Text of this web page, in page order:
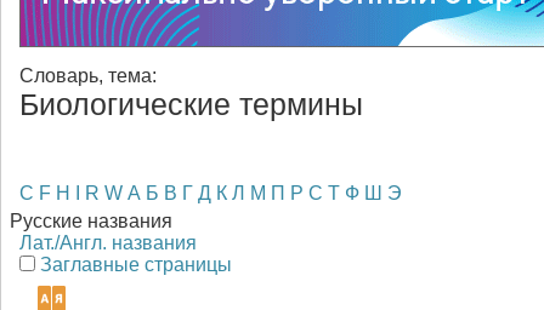
Словарь, тема:
Биологические термины
C F H R W А Б В Г Д К Л М П Р С Т Ф Ш
Э
Русские названия
Лат./Англ. названия
Заглавные страницы